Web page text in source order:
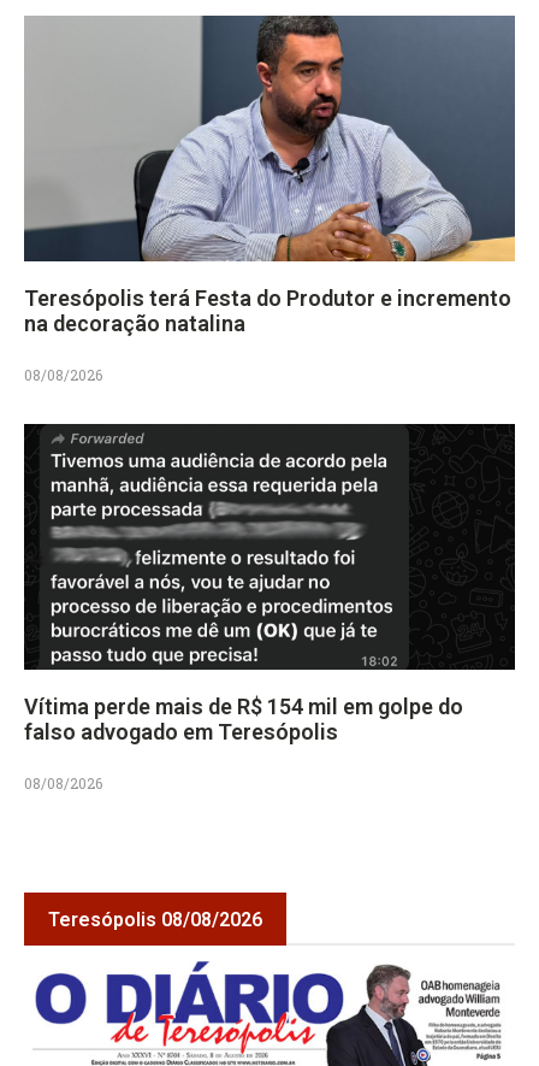
Teresópolis terá Festa do Produtor e incremento
na decoração natalina
08/08/2026
Vítima perde mais de R$ 154 mil em golpe do
falso advogado em Teresópolis
08/08/2026
Teresópolis 08/08/2026